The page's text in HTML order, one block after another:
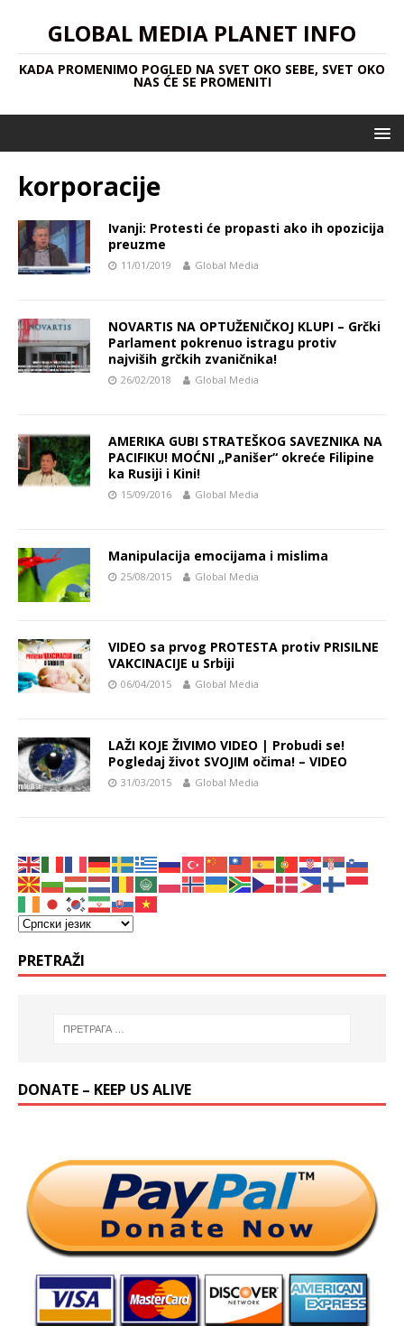
GLOBAL MEDIA PLANET INFO
KADA PROMENIMO POGLED NA SVET OKO SEBE, SVET OKO
NAS ĆE SE PROMENITI
korporacije
Ivanji: Protesti će propasti ako ih opozicija
preuzme
11/01/2019 Global Media
NOVARTIS NA OPTUŽENIČKOJ KLUPI – Grčki
Parlament pokrenuo istragu protiv
najviših grčkih zvaničnika!
26/02/2018 Global Media
AMERIKA GUBI STRATEŠKOG SAVEZNIKA NA
PACIFIKU! MOĆNI „Panišer“ okreće Filipine
ka Rusiji i Kini!
15/09/2016 Global Media
Manipulacija emocijama i mislima
25/08/2015 Global Media
VIDEO sa prvog PROTESTA protiv PRISILNE
VAKCINACIJE u Srbiji
06/04/2015 Global Media
LAŽI KOJE ŽIVIMO VIDEO | Probudi se!
Pogledaj život SVOJIM očima! – VIDEO
31/03/2015 Global Media
PRETRAŽI
DONATE – KEEP US ALIVE